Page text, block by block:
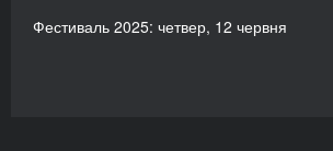
Фестиваль 2025: четвер, 12 червня